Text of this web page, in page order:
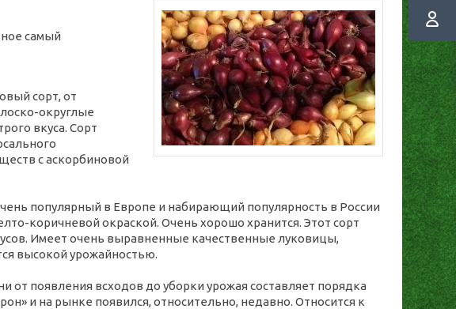
самый
сорт, от
округлые
вкуса. Сорт
с аскорбиновой
популярный в Европе и набирающий популярность в России
коричневой окраской. Очень хорошо хранится. Этот сорт
Имеет очень выравненные качественные луковицы,
высокой урожайностью.
от появления всходов до уборки урожая составляет порядка
и на рынке появился, относительно, недавно. Относится к